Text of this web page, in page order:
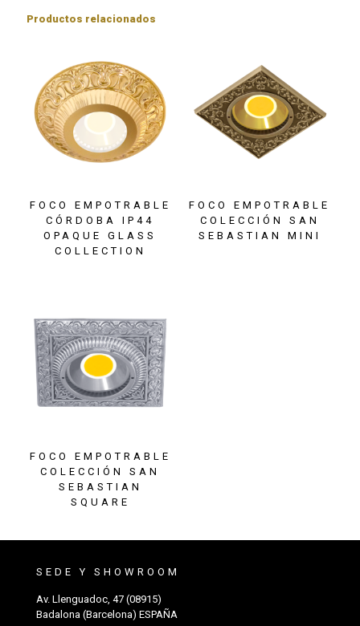
Productos relacionados
FOCO EMPOTRABLE
CÓRDOBA IP44
OPAQUE GLASS
COLLECTION
FOCO EMPOTRABLE
COLECCIÓN SAN
SEBASTIAN MINI
FOCO EMPOTRABLE
COLECCIÓN SAN
SEBASTIAN
SQUARE
SEDE Y SHOWROOM
Av. Llenguadoc, 47 (08915)
Badalona (Barcelona) ESPAÑA